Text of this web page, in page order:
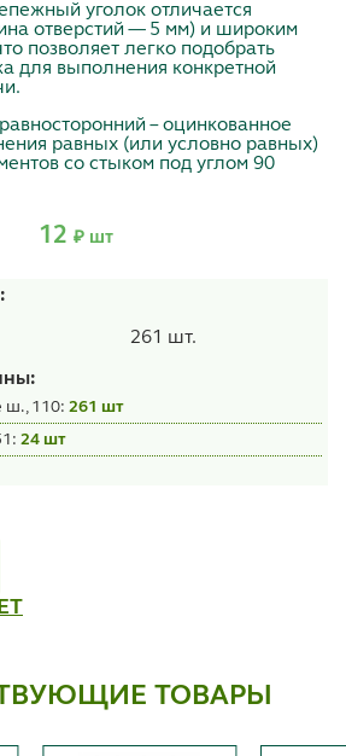
уголок отличается
отверстий — 5 мм) и широким
позволяет легко подобрать
для выполнения конкретной
– оцинкованное
равных (или условно равных)
со стыком под углом 90
12 ₽ шт
261 шт.
ш., 110: 261 шт
24 шт
ТОВАРЫ